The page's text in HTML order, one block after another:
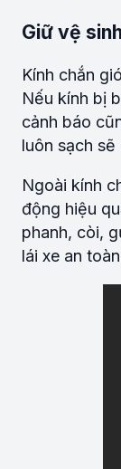
Giữ vệ
Kính chắn
Nếu kính bị
cảnh báo
luôn sạch
Ngoài kính
động hiệu
phanh, còi,
lái xe an